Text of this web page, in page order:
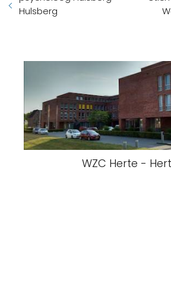
Hulsberg
WZC Herte -